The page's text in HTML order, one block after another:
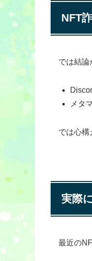
NFT
では結論
メタ
では心構
実際
最近の